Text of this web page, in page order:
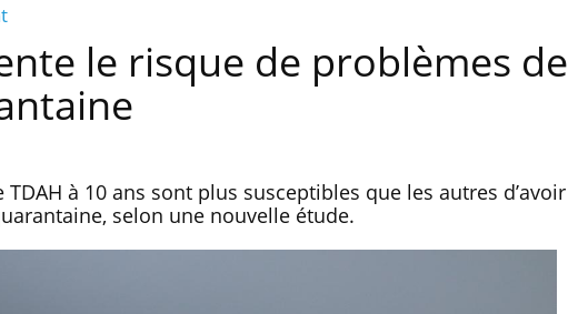
le risque de problèmes de
à 10 ans sont plus susceptibles que les autres d’avoir
selon une nouvelle étude.